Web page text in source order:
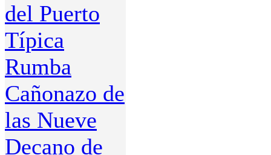
del Puerto
Típica
Rumba
Cañonazo de
las Nueve
Decano de